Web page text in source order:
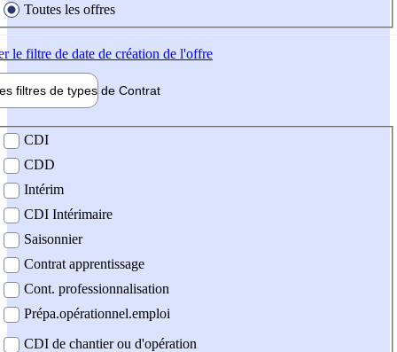
Toutes les offres
le filtre de date de création de l'offre
filtres de types de Contrat
contrat
CDI
CDD
Intérim
CDI Intérimaire
Saisonnier
Contrat apprentissage
Cont. professionnalisation
Prépa.opérationnel.emploi
CDI de chantier ou d'opération